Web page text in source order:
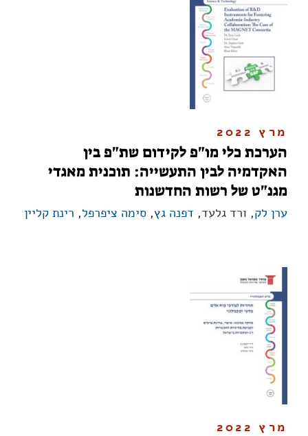
מרץ 2022
הערכת כלי מו"פ לקידום שת"פ בין
האקדמיה לבין התעשייה: תוכנית מאגדי
מגנ"ט של רשות החדשנות
ערן לק, ורד גלעד, דפנה גץ, סימה ציפרפל, רינת קליין
מרץ 2022